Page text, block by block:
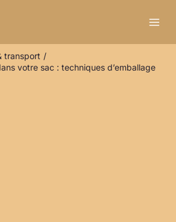
transport
votre sac : techniques d’emballage